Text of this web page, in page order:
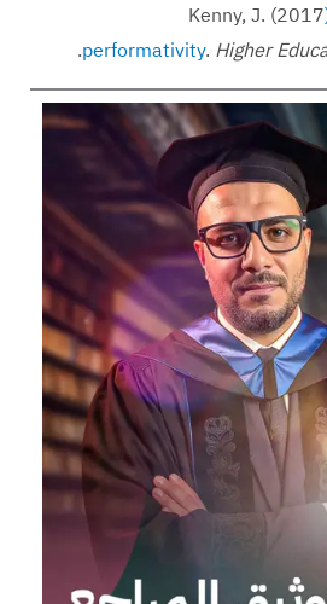
Kenny, J. (2017
performativity. Higher